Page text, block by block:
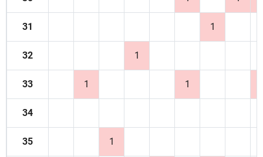
31 1
32 1
33 1 1
34
35 1